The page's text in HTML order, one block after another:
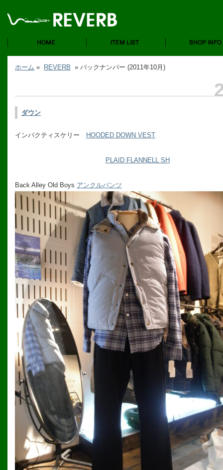
ホーム » REVERB » バックナンバー (2011年10月)
ダウン
インパクティスケリー HOODED DOWN VEST
PLAID FLANNELL SH
Back Alley Old Boys アンクルパンツ